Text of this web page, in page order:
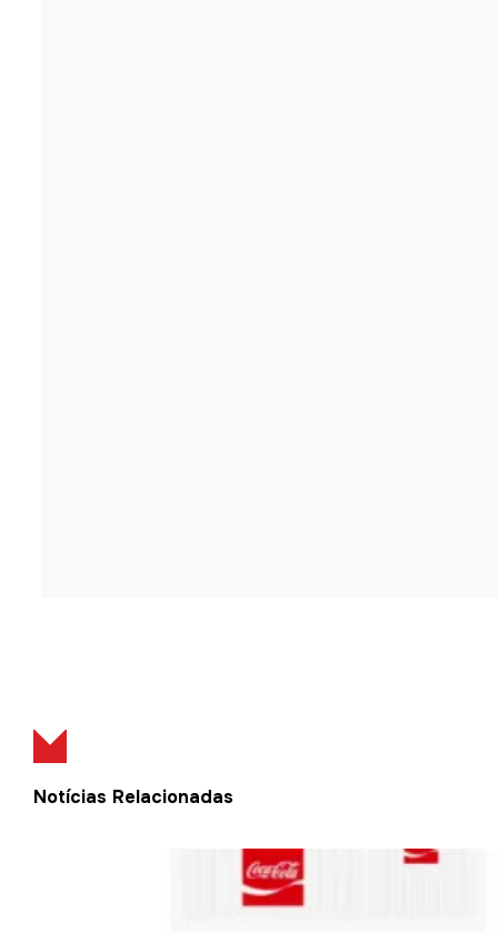
Notícias Relacionadas